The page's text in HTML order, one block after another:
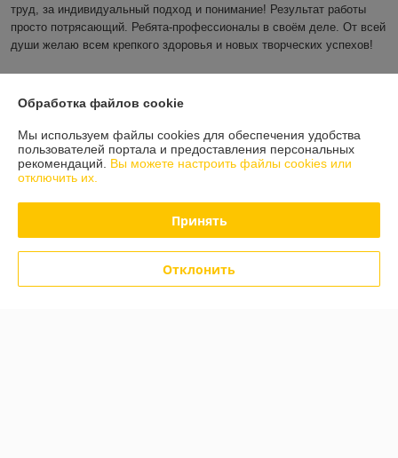
труд, за индивидуальный подход и понимание! Результат работы
просто потрясающий. Ребята-профессионалы в своём деле. От всей
души желаю всем крепкого здоровья и новых творческих успехов!
О нас
Контакты
Обработка файлов cookie
Мы используем файлы cookies для обеспечения удобства
пользователей портала и предоставления персональных
рекомендаций. Вы можете настроить файлы cookies или
отключить их.
Принять
Отклонить